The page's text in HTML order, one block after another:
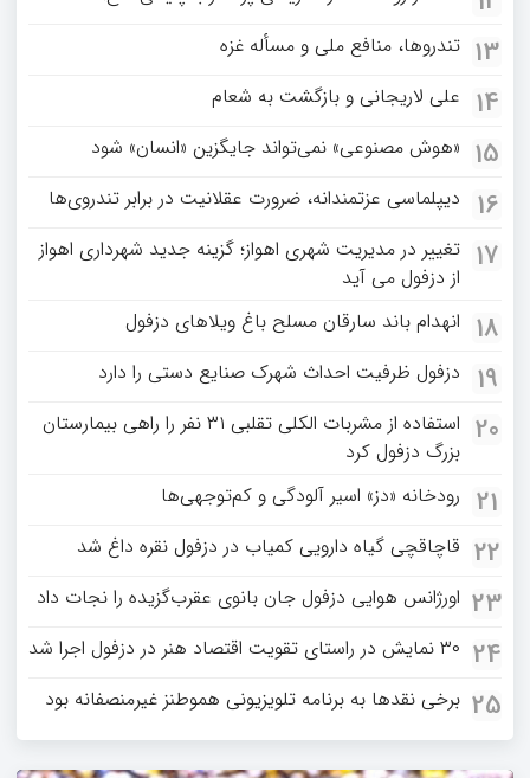
13 تندروها، منافع ملی و مسأله غزه
14 علی لاریجانی و بازگشت به شعام
15 «هوش مصنوعی» نمی‌تواند جایگزین «انسان» شود
16 دیپلماسی عزتمندانه، ضرورت عقلانیت در برابر تندروی‌ها
17 تغییر در مدیریت شهری اهواز؛ گزینه جدید شهرداری اهواز
از دزفول می آید
18 انهدام باند سارقان مسلح باغ‌ ویلاهای دزفول
19 دزفول ظرفیت احداث شهرک صنایع دستی را دارد
20
استفاده از مشربات الکلی تقلبی ۳۱ نفر را راهی بیمارستان
بزرگ دزفول کرد
21 رودخانه «دز» اسیر آلودگی و کم‌توجهی‌ها
22 قاچاقچی گیاه دارویی کمیاب در دزفول نقره داغ شد
23 اورژانس هوایی دزفول جان بانوی عقرب‌گزیده را نجات داد
24 ۳۰ نمایش در راستای تقویت اقتصاد هنر در دزفول اجرا شد
25 برخی نقدها به برنامه تلویزیونی هموطنز غیرمنصفانه بود